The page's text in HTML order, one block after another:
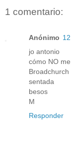
1 comentario:
Anónimo
jo antonio
cómo NO
sentada
besos
M
Responder